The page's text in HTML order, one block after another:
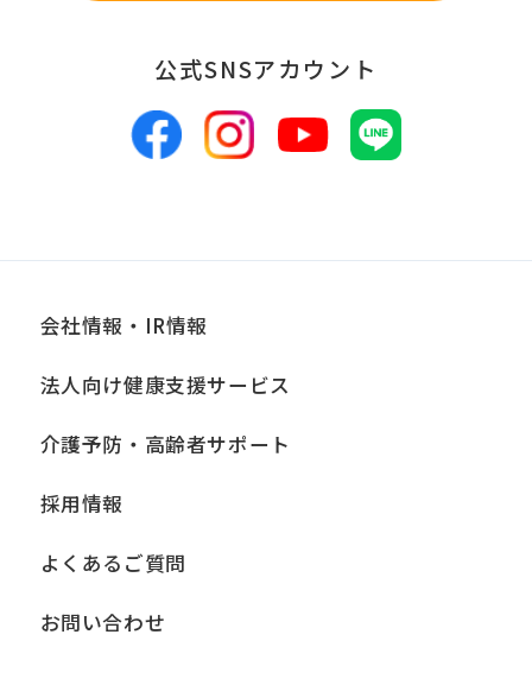
公式SNSアカウント
会社情報・IR情報
法人向け健康支援サービス
介護予防・高齢者サポート
採用情報
よくあるご質問
お問い合わせ